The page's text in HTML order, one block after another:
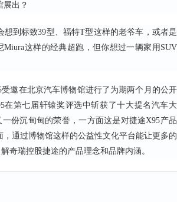
展出？
想到标致39型、福特T型这样的老爷车，或者是
Miura这样的经典超跑，但你想过一辆家用SUV
邀在北京汽车博物馆进行了为期两个月的公开
在第七届轩辕奖评选中斩获了十大提名汽车大
份沉甸甸的荣誉，一方面这是对捷途X95产品
，通过博物馆这样的公益性文化平台能让更多的
奇瑞控股捷途的产品理念和品牌内涵。